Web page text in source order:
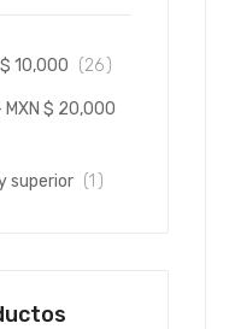
$ 10,000 26artículo
MXN $ 20,000
superior 1 artículo